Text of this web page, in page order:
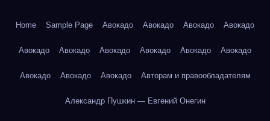
Home Sample Page Авокадо Авокадо Авокадо Авокадо
Авокадо Авокадо Авокадо Авокадо Авокадо Авокадо
Авокадо Авокадо Авокадо Авторам и правообладателям
Александр Пушкин — Евгений Онегин